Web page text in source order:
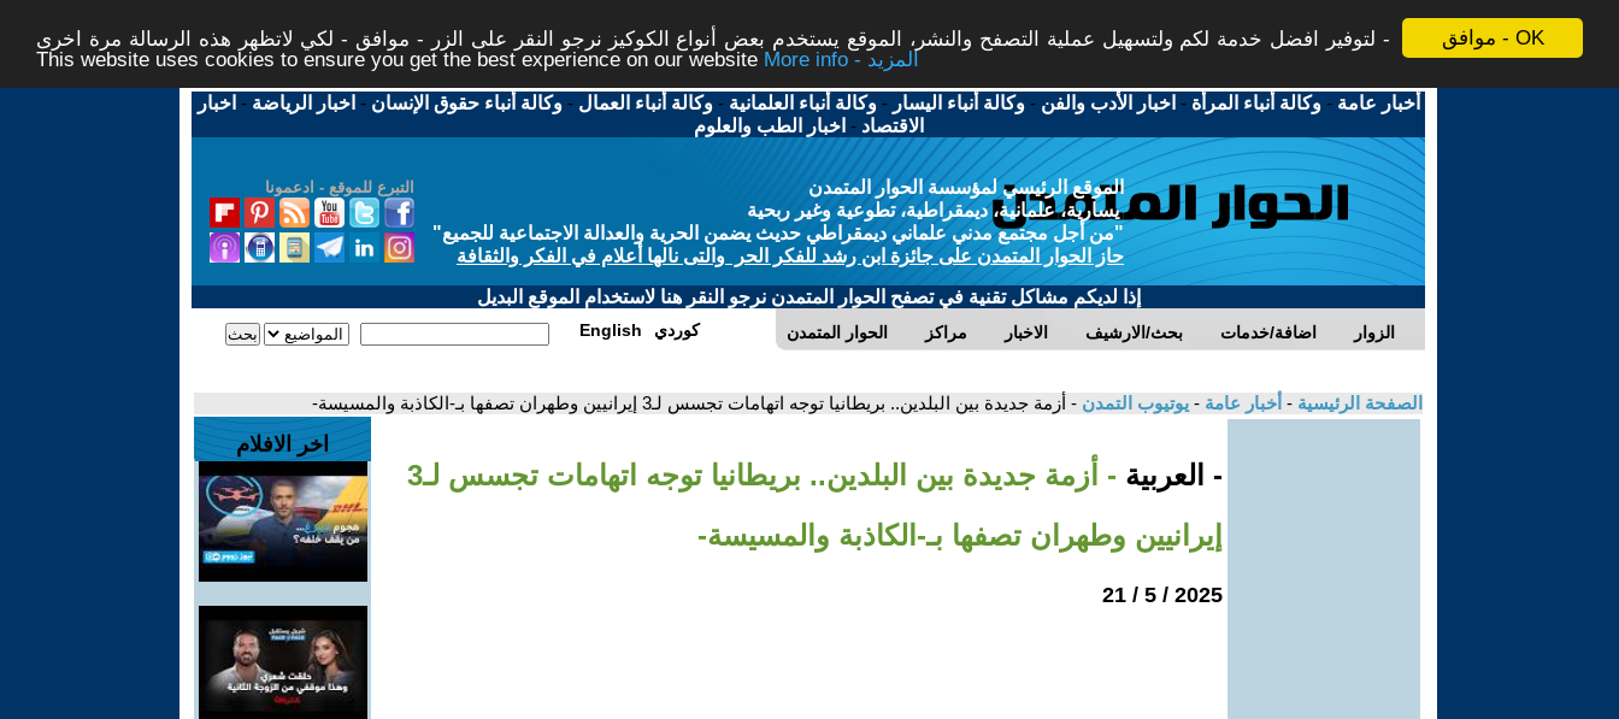
موافق - OK
لتوفير افضل خدمة لكم ولتسهيل عملية التصفح والنشر، الموقع يستخدم بعض أنواع الكوكيز نرجو النقر على الزر - موافق - لكي لاتظهر هذه الرسالة مرة اخرى -
This website uses cookies to ensure you get the best experience on our website
More info - المزيد
أخبار عامة -وكالة أنباء المرأة - اخبار الأدب والفن -وكالة أنباء اليسار -وكالة أنباء العلمانية -وكالة أنباء العمال -وكالة أنباء حقوق الإنسان - اخبار الرياضة - اخبار
الاقتصاد - اخبار الطب والعلوم
التبرع للموقع - ادعمونا
الموقع الرئيسي لمؤسسة الحوار المتمدن
يسارية، علمانية، ديمقراطية، تطوعية وغير ربحية
"من أجل مجتمع مدني علماني ديمقراطي حديث يضمن الحرية والعدالة الاجتماعية للجميع"
حاز الحوار المتمدن على جائزة ابن رشد للفكر الحر والتى نالها أعلام في الفكر والثقافة
إذا لديكم مشاكل تقنية في تصفح الحوار المتمدن نرجو النقر هنا لاستخدام الموقع البديل
الحوار المتمدن مراكز الاخبار بحث/الارشيف اضافة/خدمات الزوار English كوردي
الصفحة الرئيسية - أخبار عامة - يوتيوب التمدن - أزمة جديدة بين البلدين.. بريطانيا توجه اتهامات تجسس لـ3 إيرانيين وطهران تصفها بـ-الكاذبة والمسيسة-
- العربية
- أزمة جديدة بين البلدين.. بريطانيا توجه اتهامات تجسس لـ3
إيرانيين وطهران تصفها بـ-الكاذبة والمسيسة-
2025 / 5 / 21
اخر الافلام